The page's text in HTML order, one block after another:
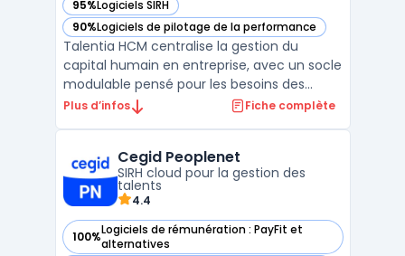
95%Logiciels SIRH
— voir Talentia HCM dans cette catégorie
90%Logiciels de pilotage de la performance
— voir Talentia HCM dans cette catégorie
Talentia HCM centralise la gestion du
capital humain en entreprise, avec un socle
modulable pensé pour les besoins des
organisations de taille moyenne à grande.
administrative jusqu’à la planification des
effectifs. Les équipes ...
Plus d’infos Fiche complète
Cegid Peoplenet
SIRH cloud pour la gestion des
talents
4.4
100%Logiciels de rémunération : PayFit et
alternatives
— voir Cegid Peoplenet dans cette catégorie